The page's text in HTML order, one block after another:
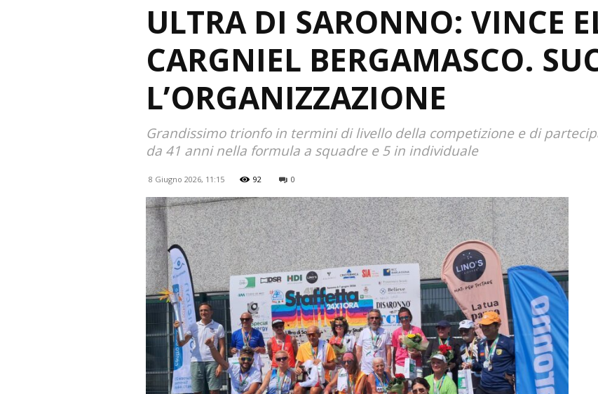
ULTRA DI SARONNO: VINCE
CARGNIEL BERGAMASCO.
L’ORGANIZZAZIONE
Grandissimo trionfo in termini di livello della competizione e di
da 41 anni nella formula a squadre e 5 in individuale
8 Giugno 2026, 11:15 92 0